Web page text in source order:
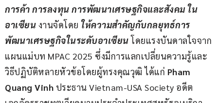
การค้า การลงทุน การพัฒนาเศรษฐกิจและสังคม ใน
อาเซียน งานจัดโดย ให้ความสำคัญกับกลยุทธ์การ
พัฒนาเศรษฐกิจในระดับอาเซียน โดยแรงบันดาลใจจาก
แผนแม่บท MPAC 2025 ซึ่งมีการแลกเปลี่ยนความรู้และ
วิธีปฏิบัติหลายหัวข้อโดยผู้ทรงคุณวุฒิ ได้แก่ Pham
Quang Vinh ประธาน Vietnam-USA Society อดีต